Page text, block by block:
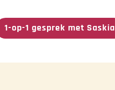
1-op-1 gesprek met Saskia